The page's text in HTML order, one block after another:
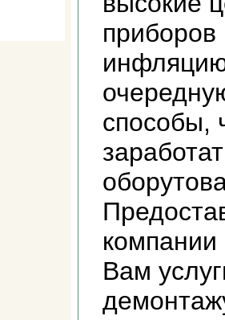
способы,
Вам